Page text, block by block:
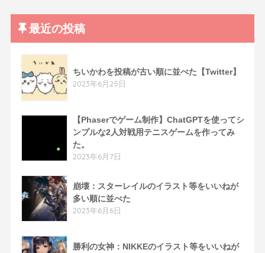
最近の投稿
ちいかわを投稿が古い順に並べた【Twitter】
2023年6月25日
【Phaserでゲーム制作】ChatGPTを使ってシ
ンプルな2人対戦用テニスゲームを作ってみ
た。
2023年6月7日
崩壊：スターレイルのイラスト等をいいねが
多い順に並べた
2023年6月6日
勝利の女神：NIKKEのイラスト等をいいねが